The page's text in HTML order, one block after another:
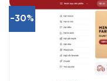
-30%